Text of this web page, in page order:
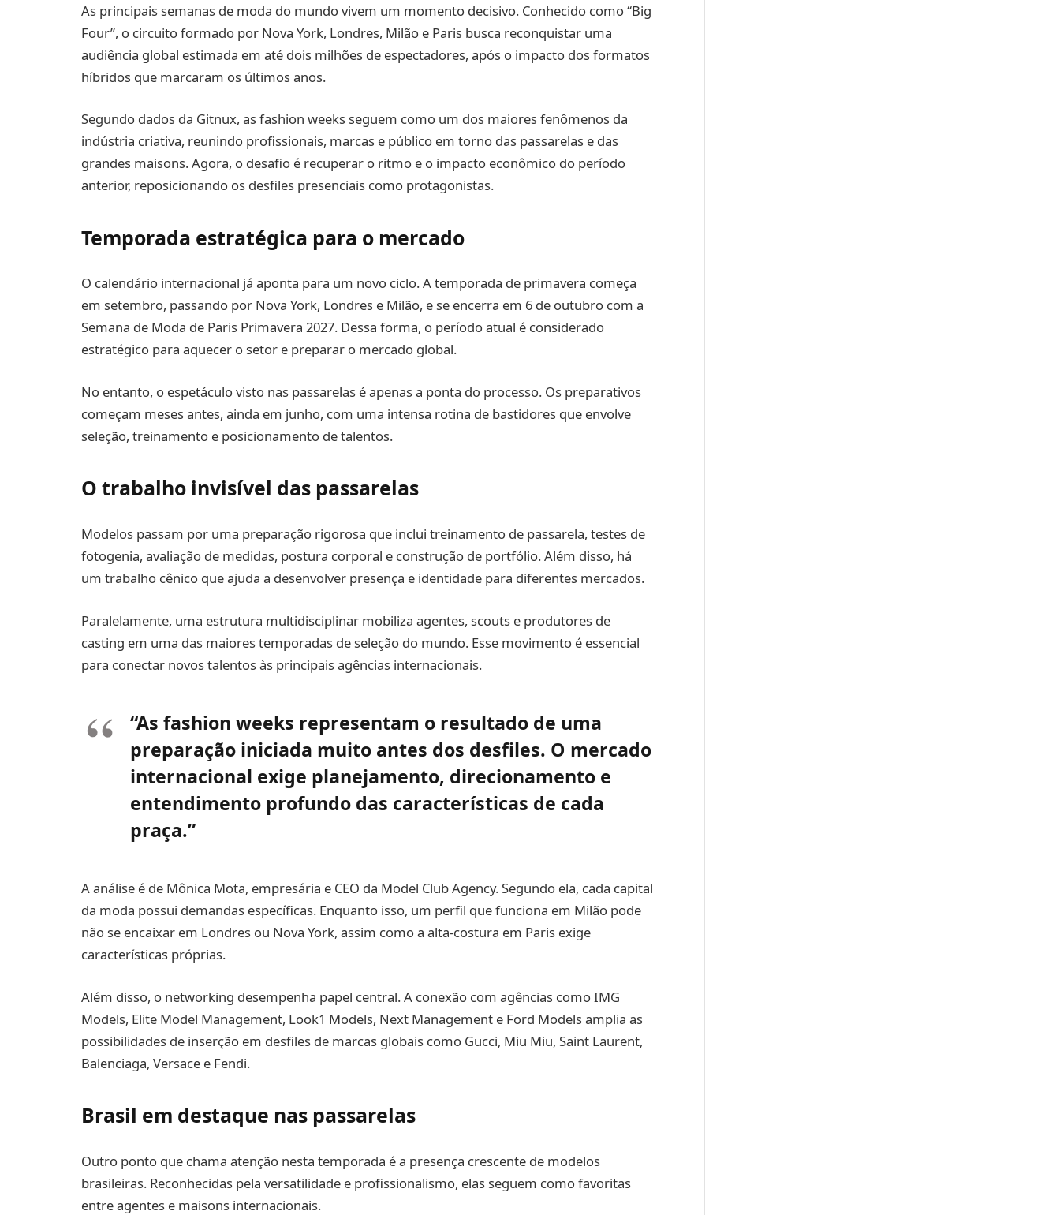
As principais semanas de moda do mundo vivem um momento decisivo. Conhecido como “Big
Four”, o circuito formado por Nova York, Londres, Milão e Paris busca reconquistar uma
audiência global estimada em até dois milhões de espectadores, após o impacto dos formatos
híbridos que marcaram os últimos anos.
Segundo dados da Gitnux, as fashion weeks seguem como um dos maiores fenômenos da
indústria criativa, reunindo profissionais, marcas e público em torno das passarelas e das
grandes maisons. Agora, o desafio é recuperar o ritmo e o impacto econômico do período
anterior, reposicionando os desfiles presenciais como protagonistas.
Temporada estratégica para o mercado
O calendário internacional já aponta para um novo ciclo. A temporada de primavera começa
em setembro, passando por Nova York, Londres e Milão, e se encerra em 6 de outubro com a
Semana de Moda de Paris Primavera 2027. Dessa forma, o período atual é considerado
estratégico para aquecer o setor e preparar o mercado global.
No entanto, o espetáculo visto nas passarelas é apenas a ponta do processo. Os preparativos
começam meses antes, ainda em junho, com uma intensa rotina de bastidores que envolve
seleção, treinamento e posicionamento de talentos.
O trabalho invisível das passarelas
Modelos passam por uma preparação rigorosa que inclui treinamento de passarela, testes de
fotogenia, avaliação de medidas, postura corporal e construção de portfólio. Além disso, há
um trabalho cênico que ajuda a desenvolver presença e identidade para diferentes mercados.
Paralelamente, uma estrutura multidisciplinar mobiliza agentes, scouts e produtores de
casting em uma das maiores temporadas de seleção do mundo. Esse movimento é essencial
para conectar novos talentos às principais agências internacionais.
“As fashion weeks representam o resultado de uma
preparação iniciada muito antes dos desfiles. O mercado
internacional exige planejamento, direcionamento e
entendimento profundo das características de cada
praça.”
A análise é de Mônica Mota, empresária e CEO da Model Club Agency. Segundo ela, cada capital
da moda possui demandas específicas. Enquanto isso, um perfil que funciona em Milão pode
não se encaixar em Londres ou Nova York, assim como a alta-costura em Paris exige
características próprias.
Além disso, o networking desempenha papel central. A conexão com agências como IMG
Models, Elite Model Management, Look1 Models, Next Management e Ford Models amplia as
possibilidades de inserção em desfiles de marcas globais como Gucci, Miu Miu, Saint Laurent,
Balenciaga, Versace e Fendi.
Brasil em destaque nas passarelas
Outro ponto que chama atenção nesta temporada é a presença crescente de modelos
brasileiras. Reconhecidas pela versatilidade e profissionalismo, elas seguem como favoritas
entre agentes e maisons internacionais.